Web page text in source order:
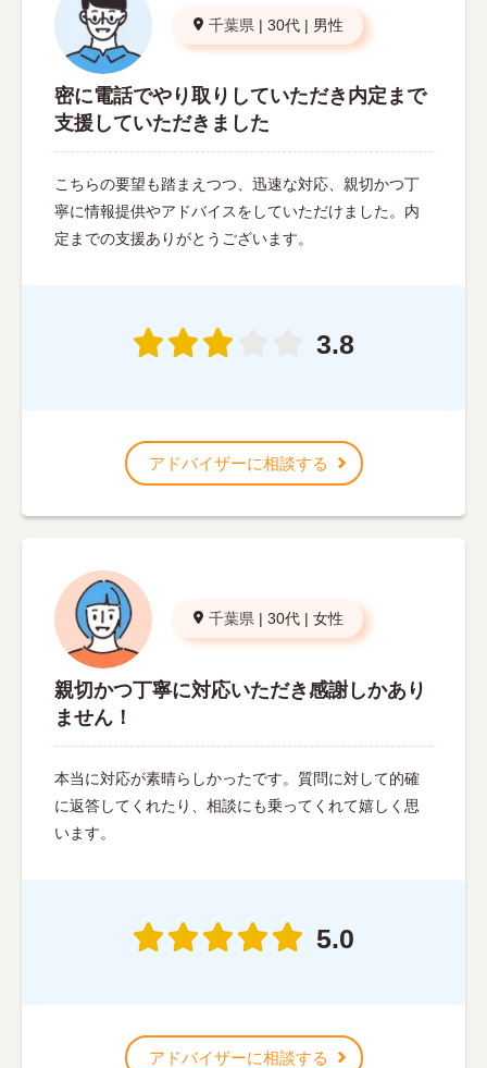
千葉県 | 30代 | 男性
密に電話でやり取りしていただき内定まで
支援していただきました
こちらの要望も踏まえつつ、迅速な対応、親切かつ丁
寧に情報提供やアドバイスをしていただけました。内
定までの支援ありがとうございます。
3.8
アドバイザーに相談する
千葉県 | 30代 | 女性
親切かつ丁寧に対応いただき感謝しかあり
ません！
本当に対応が素晴らしかったです。質問に対して的確
に返答してくれたり、相談にも乗ってくれて嬉しく思
います。
5.0
アドバイザーに相談する